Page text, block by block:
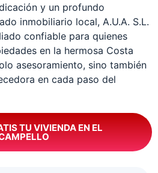
y un profundo
inmobiliario local, A.U.A. S.L.
confiable para quienes
en la hermosa Costa
asesoramiento, sino también
en cada paso del
TU VIVIENDA EN EL